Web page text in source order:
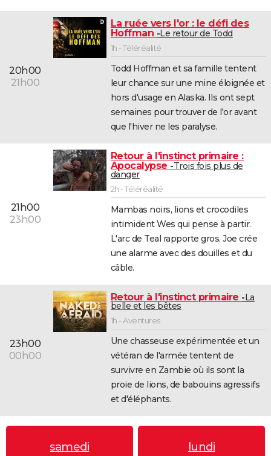
20h00
21h00
La ruée vers l'or : le défi des
Hoffman
Le retour de Todd
1h - Téléréalité
Todd Hoffman et sa famille tentent
leur chance sur une mine éloignée et
hors d'usage en Alaska. Ils ont sept
semaines pour trouver de l'or avant
que l'hiver ne les paralyse.
21h00
23h00
Retour à l'instinct primaire :
Apocalypse
Trois fois plus de
danger
2h - Téléréalité
Mambas noirs, lions et crocodiles
intimident Wes qui pense à partir.
L'arc de Teal rapporte gros. Joe crée
une alarme avec des douilles et du
câble.
23h00
00h00
Retour à l'instinct primaire La
belle et les bêtes
1h - Aventures
Une chasseuse expérimentée et un
vétéran de l'armée tentent de
survivre en Zambie où ils sont la
proie de lions, de babouins agressifs
et d'éléphants.
samedi lundi